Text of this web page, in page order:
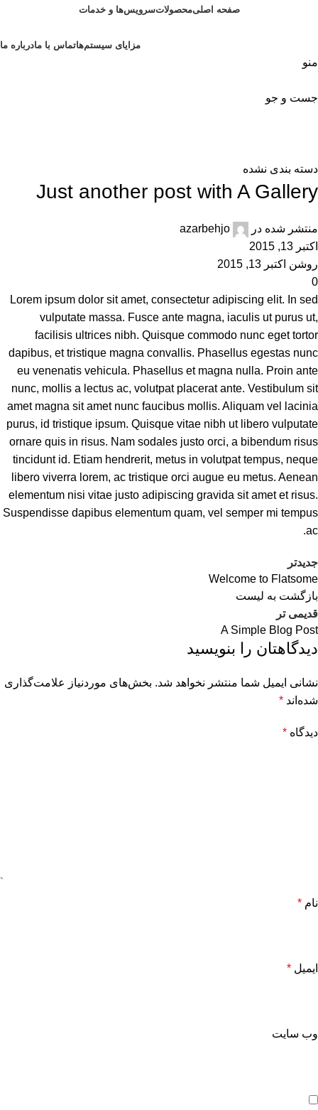
صفحه اصلیمحصولاتسرویس‌ها و خدمات
مزایای سیستم‌هاتماس با مادرباره ما
منو
جست و جو
دسته بندی نشده
Just another post with A Gallery
منتشر شده در
azarbehjo
اکتبر 13, 2015
روشن اکتبر 13, 2015
0
Lorem ipsum dolor sit amet, consectetur adipiscing elit. In sed
vulputate massa. Fusce ante magna, iaculis ut purus ut,
facilisis ultrices nibh. Quisque commodo nunc eget tortor
dapibus, et tristique magna convallis. Phasellus egestas nunc
eu venenatis vehicula. Phasellus et magna nulla. Proin ante
nunc, mollis a lectus ac, volutpat placerat ante. Vestibulum sit
amet magna sit amet nunc faucibus mollis. Aliquam vel lacinia
purus, id tristique ipsum. Quisque vitae nibh ut libero vulputate
ornare quis in risus. Nam sodales justo orci, a bibendum risus
tincidunt id. Etiam hendrerit, metus in volutpat tempus, neque
libero viverra lorem, ac tristique orci augue eu metus. Aenean
elementum nisi vitae justo adipiscing gravida sit amet et risus.
Suspendisse dapibus elementum quam, vel semper mi tempus
ac.
جدیدتر
Welcome to Flatsome
بازگشت به لیست
قدیمی تر
A Simple Blog Post
دیدگاهتان را بنویسید
نشانی ایمیل شما منتشر نخواهد شد. بخش‌های موردنیاز علامت‌گذاری
شده‌اند *
دیدگاه *
نام *
ایمیل *
وب‌ سایت